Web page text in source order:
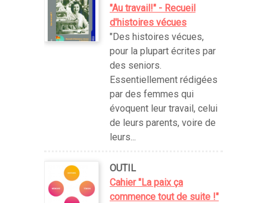
"Au travail!" - Recueil
d'histoires vécues
"Des histoires vécues,
pour la plupart écrites par
des seniors.
Essentiellement rédigées
par des femmes qui
évoquent leur travail, celui
de leurs parents, voire de
leurs...
OUTIL
Cahier "La paix ça
commence tout de suite !"